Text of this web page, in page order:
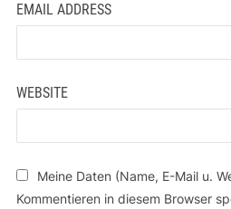
EMAIL ADDRESS
WEBSITE
Meine Daten (Name, E-Mail u.
Kommentieren in diesem Browser